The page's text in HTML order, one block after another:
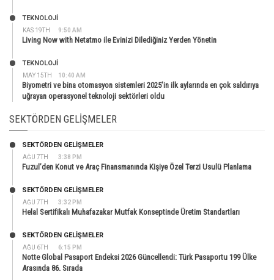
KAS 19TH 9:50 AM
TEKNOLOJİ
Living Now with Netatmo ile Evinizi Dilediğiniz Yerden Yönetin
MAY 15TH 10:40 AM
TEKNOLOJİ
Biyometri ve bina otomasyon sistemleri 2025’in ilk aylarında en çok saldırıya
uğrayan operasyonel teknoloji sektörleri oldu
SEKTÖRDEN GELIŞMELER
AĞU 7TH 3:38 PM
SEKTÖRDEN GELIŞMELER
Fuzul’den Konut ve Araç Finansmanında Kişiye Özel Terzi Usulü Planlama
AĞU 7TH 3:32 PM
SEKTÖRDEN GELIŞMELER
Helal Sertifikalı Muhafazakar Mutfak Konseptinde Üretim Standartları
AĞU 6TH 6:15 PM
SEKTÖRDEN GELIŞMELER
Notte Global Pasaport Endeksi 2026 Güncellendi: Türk Pasaportu 199 Ülke
Arasında 86. Sırada